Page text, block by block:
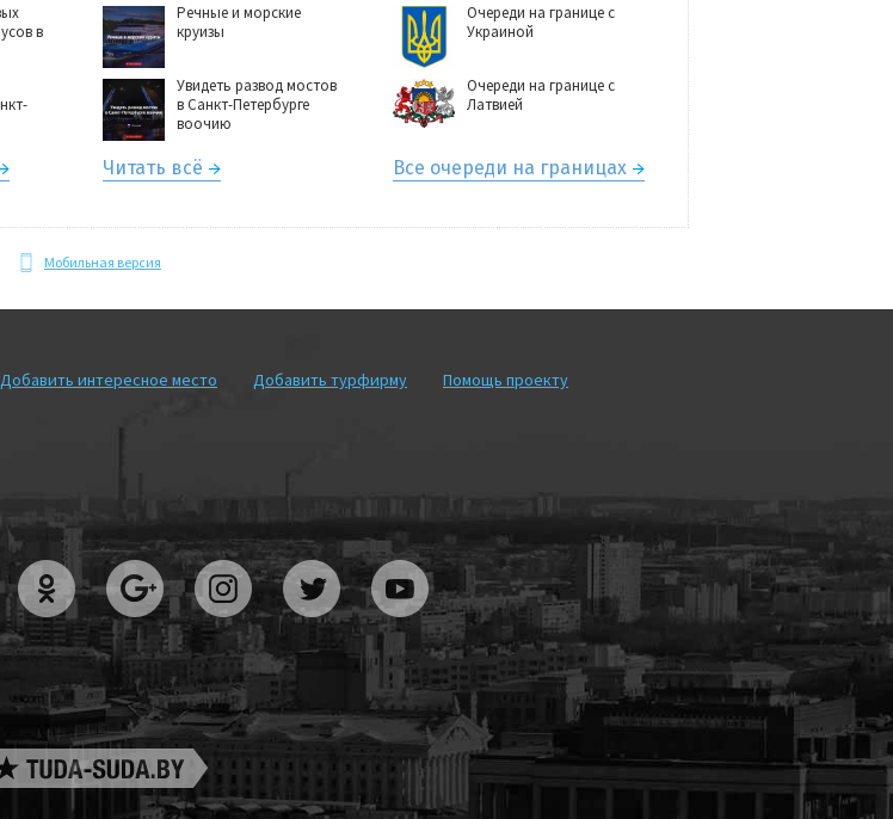
в
Речные и морские
круизы
Увидеть развод мостов
в Санкт-Петербурге
воочию
Читать всё
Очереди на границе с
Украиной
Очереди на границе с
Латвией
Все очереди на границах
Мобильная версия
Добавить интересное место Добавить турфирму Помощь проекту